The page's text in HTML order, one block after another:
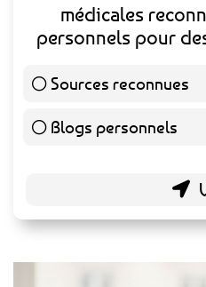
médicales
personnels pour
Sources reconnues
Blogs personnels